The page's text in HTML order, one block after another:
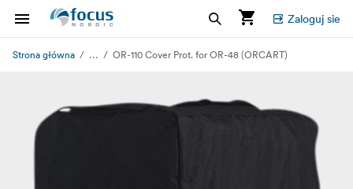
Zaloguj sie
Strona główna ... OR-110 Cover Prot. for OR-48 (ORCART)